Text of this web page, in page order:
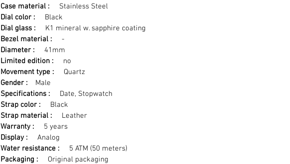
Case material : Stainless Steel
Dial color : Black
Dial glass :
K1 mineral w. sapphire coating
Bezel material : -
Diameter : 41mm
Limited edition : no
Movement type : Quartz
Gender : Male
Specifications :
Date, Stopwatch
Strap color : Black
Strap material : Leather
Warranty : 5 years
Display :
Analog
Water resistance : 5 ATM (50 meters)
Packaging :
Original packaging